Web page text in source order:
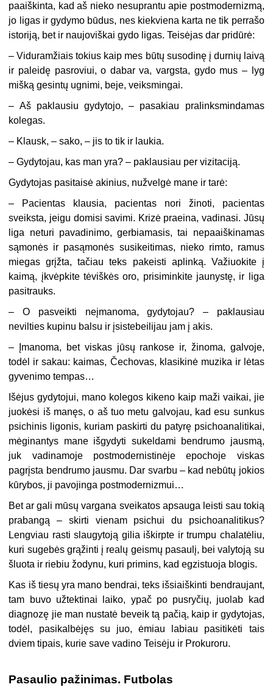
paaiškinta, kad aš nieko nesuprantu apie postmodernizmą,
jo ligas ir gydymo būdus, nes kiekviena karta ne tik perrašo
istoriją, bet ir naujoviškai gydo ligas. Teisėjas dar pridūrė:
– Viduramžiais tokius kaip mes būtų susodinę į durnių laivą
ir paleidę pasroviui, o dabar va, vargsta, gydo mus – lyg
mišką gesintų ugnimi, beje, veiksmingai.
– Aš paklausiu gydytojo, – pasakiau pralinksmindamas
kolegas.
– Klausk, – sako, – jis to tik ir laukia.
– Gydytojau, kas man yra? – paklausiau per vizitaciją.
Gydytojas pasitaisė akinius, nužvelgė mane ir tarė:
– Pacientas klausia, pacientas nori žinoti, pacientas
sveiksta, jeigu domisi savimi. Krizė praeina, vadinasi. Jūsų
liga neturi pavadinimo, gerbiamasis, tai nepaaiškinamas
sąmonės ir pasąmonės susikeitimas, nieko rimto, ramus
miegas grįžta, tačiau teks pakeisti aplinką. Važiuokite į
kaimą, įkvėpkite tėviškės oro, prisiminkite jaunystę, ir liga
pasitrauks.
– O pasveikti neįmanoma, gydytojau? – paklausiau
nevilties kupinu balsu ir įsistebeilijau jam į akis.
– Įmanoma, bet viskas jūsų rankose ir, žinoma, galvoje,
todėl ir sakau: kaimas, Čechovas, klasikinė muzika ir lėtas
gyvenimo tempas…
Išėjus gydytojui, mano kolegos kikeno kaip maži vaikai, jie
juokėsi iš manęs, o aš tuo metu galvojau, kad esu sunkus
psichinis ligonis, kuriam paskirti du patyrę psichoanalitikai,
mėginantys mane išgydyti sukeldami bendrumo jausmą,
juk vadinamoje postmodernistinėje epochoje viskas
pagrįsta bendrumo jausmu. Dar svarbu – kad nebūtų jokios
kūrybos, ji pavojinga postmodernizmui…
Bet ar gali mūsų vargana sveikatos apsauga leisti sau tokią
prabangą – skirti vienam psichui du psichoanalitikus?
Lengviau rasti slaugytoją gilia iškirpte ir trumpu chalatėliu,
kuri sugebės grąžinti į realų geismų pasaulį, bei valytoją su
šluota ir riebiu žodynu, kuri primins, kad egzistuoja blogis.
Kas iš tiesų yra mano bendrai, teks išsiaiškinti bendraujant,
tam buvo užtektinai laiko, ypač po pusryčių, juolab kad
diagnozę jie man nustatė beveik tą pačią, kaip ir gydytojas,
todėl, pasikalbėjęs su juo, ėmiau labiau pasitikėti tais
dviem tipais, kurie save vadino Teisėju ir Prokuroru.
Pasaulio pažinimas. Futbolas